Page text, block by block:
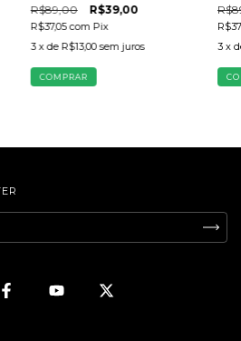
R$89,00 R$39,00
R$37,05com Pix
3 x de R$13,00 sem juros
COMPRAR
3 x